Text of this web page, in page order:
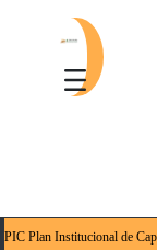
PIC Plan Institucional de